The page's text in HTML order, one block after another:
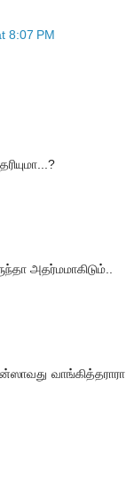
8:07 PM
அதர்மமாகிடும்..
வாங்கித்தராரா